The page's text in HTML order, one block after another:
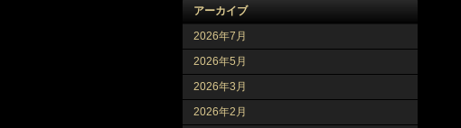
アーカイブ
2026年7月
2026年5月
2026年3月
2026年2月